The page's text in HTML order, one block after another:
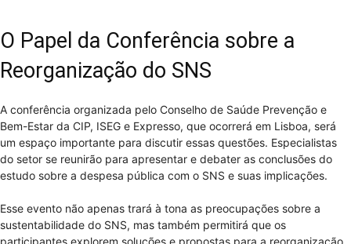
O Papel da Conferência sobre a
Reorganização do SNS
A conferência organizada pelo Conselho de Saúde Prevenção e
Bem-Estar da CIP, ISEG e Expresso, que ocorrerá em Lisboa, será
um espaço importante para discutir essas questões. Especialistas
do setor se reunirão para apresentar e debater as conclusões do
estudo sobre a despesa pública com o SNS e suas implicações.
Esse evento não apenas trará à tona as preocupações sobre a
sustentabilidade do SNS, mas também permitirá que os
participantes explorem soluções e propostas para a reorganização